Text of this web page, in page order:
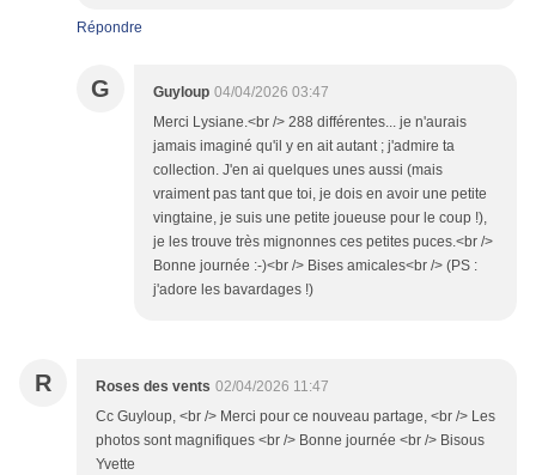
Répondre
G Guyloup 04/04/2026 03:47
Merci Lysiane.<br /> 288 différentes... je n'aurais
jamais imaginé qu'il y en ait autant ; j'admire ta
collection. J'en ai quelques unes aussi (mais
vraiment pas tant que toi, je dois en avoir une petite
vingtaine, je suis une petite joueuse pour le coup !),
je les trouve très mignonnes ces petites puces.<br />
Bonne journée :-)<br /> Bises amicales<br /> (PS :
j'adore les bavardages !)
R Roses des vents 02/04/2026 11:47
Cc Guyloup, <br /> Merci pour ce nouveau partage, <br /> Les
photos sont magnifiques <br /> Bonne journée <br /> Bisous
Yvette